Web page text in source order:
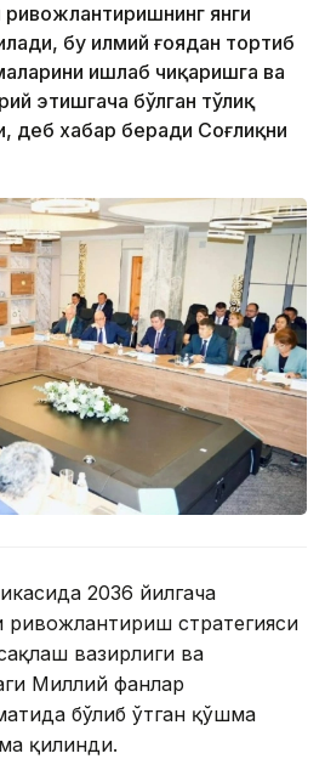
янги
бу илмий ғоядан тортиб
ишлаб чиқаришга ва
этишгача бўлган тўлиқ
деб хабар беради Соғлиқни
2036 йилгача
ривожлантириш стратегияси
вазирлиги ва
Миллий фанлар
бўлиб ўтган қўшма
қилинди.